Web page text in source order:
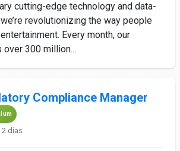
cutting-edge technology and data-
revolutionizing the way people
Every month, our
300 million...
Compliance Manager
2 días